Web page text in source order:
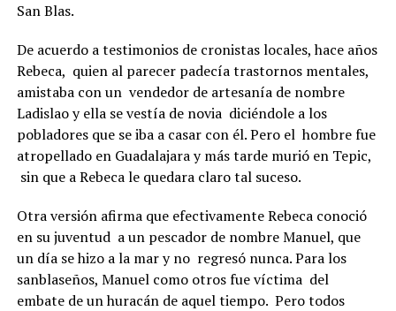
San Blas.
De acuerdo a testimonios de cronistas locales, hace años
Rebeca, quien al parecer padecía trastornos mentales,
amistaba con un vendedor de artesanía de nombre
Ladislao y ella se vestía de novia diciéndole a los
pobladores que se iba a casar con él. Pero el hombre fue
atropellado en Guadalajara y más tarde murió en Tepic,
sin que a Rebeca le quedara claro tal suceso.
Otra versión afirma que efectivamente Rebeca conoció
en su juventud a un pescador de nombre Manuel, que
un día se hizo a la mar y no regresó nunca. Para los
sanblaseños, Manuel como otros fue víctima del
embate de un huracán de aquel tiempo. Pero todos